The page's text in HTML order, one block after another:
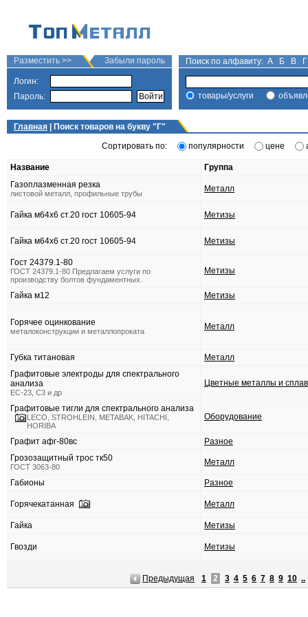
Разместить >> Забыли пароль
Логин:
Пароль:
Поиск по алфавиту: А Б В Г
товары/услуги
Главная | Поиск товаров на букву " Г"
Сортировать по:
популярности цене
Название
Группа
Газоплазменная резка
листовой металл, профильные трубы Металл
Гайка м64х6 ст.20 гост 10605-94 Метизы
Гайка м64х6 ст.20 гост 10605-94 Метизы
Гост 24379.1-80
ГОСТ 24379.1-80 Предлагаем услуги по
производству болтов фундаментных.
Метизы
Гайка м12 Метизы
Горячее оцинкование
металоконструкции и металлопроката Металл
Губка титановая
Металл
Графитовые электроды для спектрального
анализа
ЕС-23, С3 и др
Цветные металлы и
Графитовые тигли для спектрального анализа
LECO, STROHLEIN, METABAK, HITACHI,
HORIBA
Оборудование
Графит афг-80вс
Разное
Грозозащитный трос тк50
ГОСТ 3063-80 Металл
Габионы Разное
Горячекатанная Металл
Гайка Метизы
Гвозди Метизы
Предыдущая 1 2 3 4 5 6 7 8 9 10 ..